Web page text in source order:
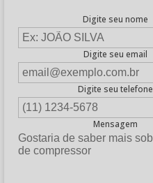
Digite seu nome
Digite seu email
Digite seu telefone
Mensagem